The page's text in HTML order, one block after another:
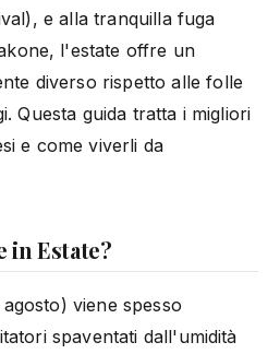
e alla tranquilla fuga
l'estate offre un
diverso rispetto alle folle
Questa guida tratta i migliori
e come viverli da
in Estate?
viene spesso
spaventati dall'umidità